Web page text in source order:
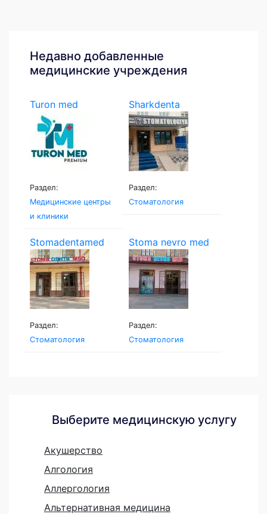
Недавно добавленные
медицинские учреждения
Turon med
Раздел:
Медицинские центры
и клиники
Sharkdenta
Раздел:
Стоматология
Stomadentamed
Раздел:
Стоматология
Stoma nevro med
Раздел:
Стоматология
Выберите медицинскую услугу
Акушерство
Алгология
Аллергология
Альтернативная медицина